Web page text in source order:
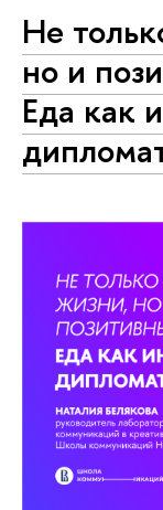
Не
но и
Еда как